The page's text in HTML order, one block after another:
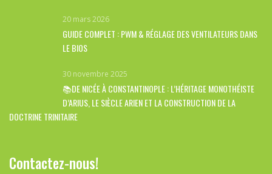
20 mars 2026
GUIDE COMPLET : PWM & RÉGLAGE DES VENTILATEURS DANS
LE BIOS
30 novembre 2025
📚DE NICÉE À CONSTANTINOPLE : L’HÉRITAGE MONOTHÉISTE
D’ARIUS, LE SIÈCLE ARIEN ET LA CONSTRUCTION DE LA
DOCTRINE TRINITAIRE
Contactez-nous!